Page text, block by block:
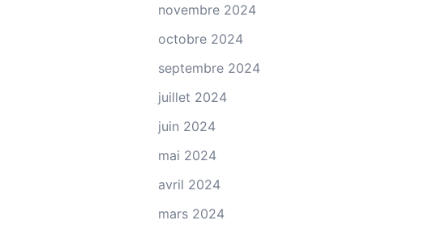
novembre 2024
octobre 2024
septembre 2024
juillet 2024
juin 2024
mai 2024
avril 2024
mars 2024